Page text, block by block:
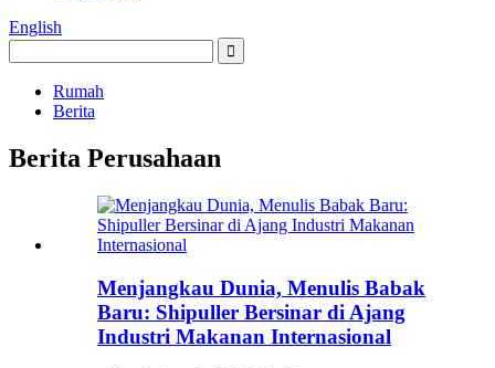
English
Rumah
Berita
Berita Perusahaan
Menjangkau Dunia, Menulis Babak
Baru: Shipuller Bersinar di Ajang
Industri Makanan Internasional